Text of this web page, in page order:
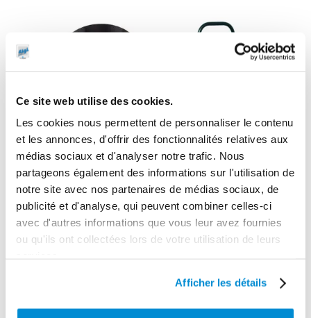
Ce site web utilise des cookies.
Les cookies nous permettent de personnaliser le contenu
et les annonces, d'offrir des fonctionnalités relatives aux
médias sociaux et d'analyser notre trafic. Nous
partageons également des informations sur l'utilisation de
notre site avec nos partenaires de médias sociaux, de
publicité et d'analyse, qui peuvent combiner celles-ci
avec d'autres informations que vous leur avez fournies
ou qu'ils ont collectées lors de votre utilisation de leurs
Afficher les détails
Raccord
tournant 90° 1″
Gaz (F) / 3/4″
Gaz (M) 50 bar
Unité mobile
électrique de